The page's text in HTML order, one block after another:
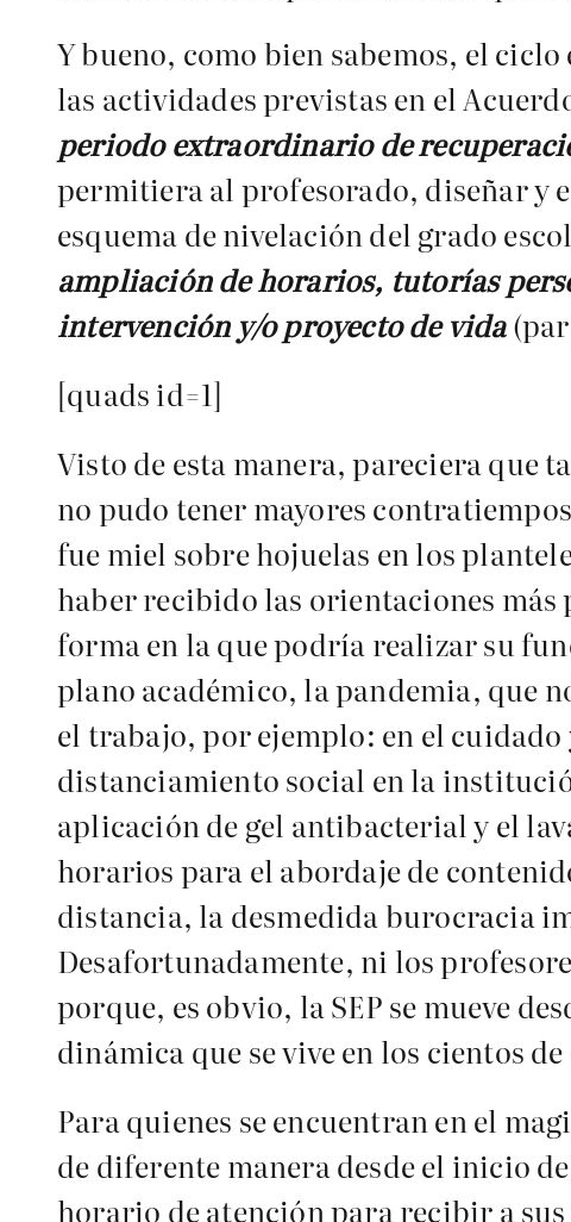
Y bueno, como bien sabemos, el
las actividades previstas en el
periodo extraordinario de
permitiera al profesorado, diseñar y
esquema de nivelación del grado
ampliación de horarios, tutorías
intervención y/o proyecto de vida
[quads id=1]
Visto de esta manera, pareciera que
no pudo tener mayores
fue miel sobre hojuelas en los
haber recibido las orientaciones
forma en la que podría realizar su
plano académico, la pandemia, que
el trabajo, por ejemplo: en el
distanciamiento social en la
aplicación de gel antibacterial y el
horarios para el abordaje de
distancia, la desmedida burocracia
Desafortunadamente, ni los
porque, es obvio, la SEP se mueve
dinámica que se vive en los cientos
Para quienes se encuentran en el
de diferente manera desde el inicio
horario de atención para recibir a